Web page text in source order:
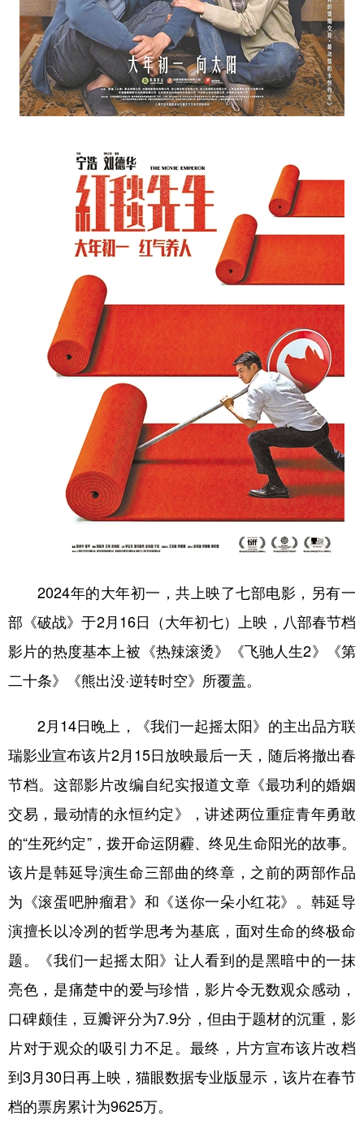
浙江 安徽 福建 江西
山东 河南 湖北 湖南
广东 广西 海南 重庆
甘肃
内蒙古 黑龙江
多语种频道
Français عربى
Русский язык 한국어
Deutsch Português
2024年的大年初一，共上映了七部电影，另有一
部《破战》于2月16日（大年初七）上映，八部春节档
影片的热度基本上被《热辣滚烫》《飞驰人生2》《第
二十条》《熊出没·逆转时空》所覆盖。
2月14日晚上，《我们一起摇太阳》的主出品方联
瑞影业宣布该片2月15日放映最后一天，随后将撤出春
节档。这部影片改编自纪实报道文章《最功利的婚姻
交易，最动情的永恒约定》，讲述两位重症青年勇敢
的“生死约定”，拨开命运阴霾、终见生命阳光的故事。
该片是韩延导演生命三部曲的终章，之前的两部作品
为《滚蛋吧肿瘤君》和《送你一朵小红花》。韩延导
演擅长以冷冽的哲学思考为基底，面对生命的终极命
题。《我们一起摇太阳》让人看到的是黑暗中的一抹
亮色，是痛楚中的爱与珍惜，影片令无数观众感动，
口碑颇佳，豆瓣评分为7.9分，但由于题材的沉重，影
片对于观众的吸引力不足。最终，片方宣布该片改档
到3月30日再上映，猫眼数据专业版显示，该片在春节
档的票房累计为9625万。